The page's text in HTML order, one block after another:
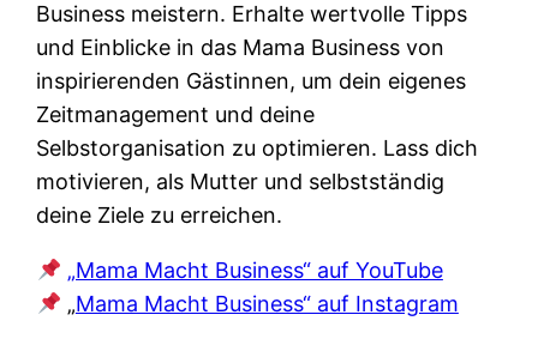
Business meistern. Erhalte wertvolle Tipps
und Einblicke in das Mama Business von
inspirierenden Gästinnen, um dein eigenes
Zeitmanagement und deine
Selbstorganisation zu optimieren. Lass dich
motivieren, als Mutter und selbstständig
deine Ziele zu erreichen.
„Mama Macht Business“ auf YouTube
„Mama Macht Business“ auf Instagram